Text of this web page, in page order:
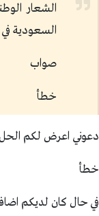
الشعار
السعودية
صواب
خطأ
دعوني اعرض لكم الحل
خطأ
في حال كان لديكم